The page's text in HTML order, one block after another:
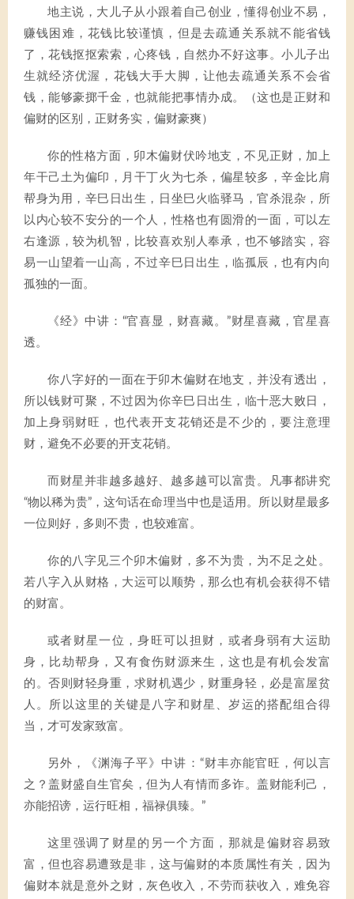
地主说，大儿子从小跟着自己创业，懂得创业不易，
赚钱困难，花钱比较谨慎，但是去疏通关系就不能省钱
了，花钱抠抠索索，心疼钱，自然办不好这事。小儿子出
生就经济优渥，花钱大手大脚，让他去疏通关系不会省
钱，能够豪掷千金，也就能把事情办成。（这也是正财和
偏财的区别，正财务实，偏财豪爽）
你的性格方面，卯木偏财伏吟地支，不见正财，加上
年干己土为偏印，月干丁火为七杀，偏星较多，辛金比肩
帮身为用，辛巳日出生，日坐巳火临驿马，官杀混杂，所
以内心较不安分的一个人，性格也有圆滑的一面，可以左
右逢源，较为机智，比较喜欢别人奉承，也不够踏实，容
易一山望着一山高，不过辛巳日出生，临孤辰，也有内向
孤独的一面。
《经》中讲：“官喜显，财喜藏。”财星喜藏，官星喜
透。
你八字好的一面在于卯木偏财在地支，并没有透出，
所以钱财可聚，不过因为你辛巳日出生，临十恶大败日，
加上身弱财旺，也代表开支花销还是不少的，要注意理
财，避免不必要的开支花销。
而财星并非越多越好、越多越可以富贵。凡事都讲究
“物以稀为贵”，这句话在命理当中也是适用。所以财星最多
一位则好，多则不贵，也较难富。
你的八字见三个卯木偏财，多不为贵，为不足之处。
若八字入从财格，大运可以顺势，那么也有机会获得不错
的财富。
或者财星一位，身旺可以担财，或者身弱有大运助
身，比劫帮身，又有食伤财源来生，这也是有机会发富
的。否则财轻身重，求财机遇少，财重身轻，必是富屋贫
人。所以这里的关键是八字和财星、岁运的搭配组合得
当，才可发家致富。
另外，《渊海子平》中讲：“财丰亦能官旺，何以言
之？盖财盛自生官矣，但为人有情而多诈。盖财能利己，
亦能招谤，运行旺相，福禄俱臻。”
这里强调了财星的另一个方面，那就是偏财容易致
富，但也容易遭致是非，这与偏财的本质属性有关，因为
偏财本就是意外之财，灰色收入，不劳而获收入，难免容